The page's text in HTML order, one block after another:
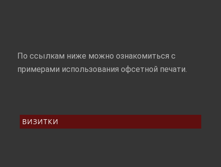
По ссылкам ниже можно ознакомиться с
примерами использования офсетной печати.
ВИЗИТКИ